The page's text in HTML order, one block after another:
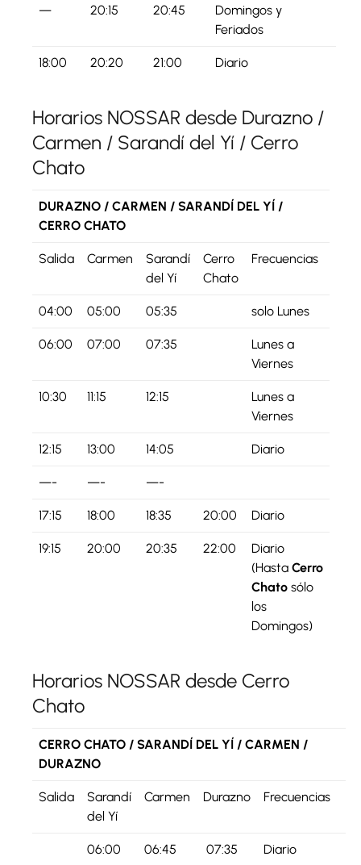
— 20:15 20:45
Domingos y
Feriados
18:00 20:20 21:00 Diario
Horarios NOSSAR desde Durazno /
Carmen / Sarandí del Yí / Cerro
Chato
DURAZNO / CARMEN / SARANDÍ DEL YÍ /
CERRO CHATO
Salida Carmen
Sarandí
del Yí
Cerro
Chato
Frecuencias
04:00 05:00 05:35 solo Lunes
06:00 07:00 07:35
Lunes a
Viernes
10:30 11:15 12:15
Lunes a
Viernes
12:15 13:00 14:05 Diario
—- —- —-
17:15 18:00 18:35 20:00 Diario
19:15 20:00 20:35 22:00
Diario
(Hasta Cerro
Chato sólo
los
Domingos)
Horarios NOSSAR desde Cerro
Chato
CERRO CHATO / SARANDÍ DEL YÍ / CARMEN /
DURAZNO
Salida
Sarandí
del Yí
Carmen Durazno Frecuencias
06:00 06:45 07:35 Diario